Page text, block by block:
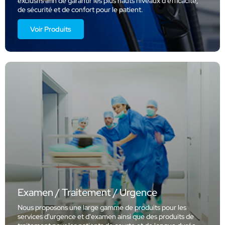
de sécurité et de confort pour le patient.
Voir Produits
Examen / Traitement / Urgence
Nous proposons une large gamme de produits pour les
services d'urgence et d'examen ainsi que des produits de